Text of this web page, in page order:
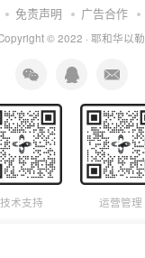
免责声明 广告合作
© 2022 · 耶和华以勒
技术支持 运营管理